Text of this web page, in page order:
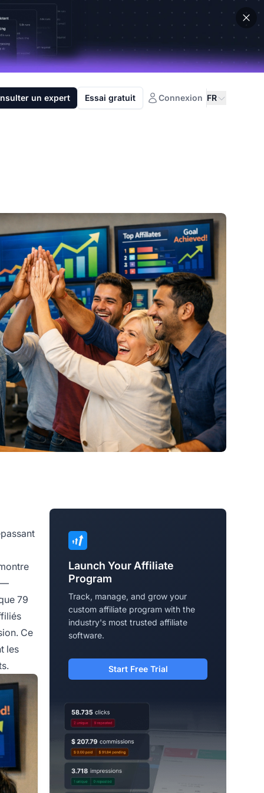
un expert Essai gratuit Connexion FR
79
Ce
les
Launch Your Affiliate
Program
Track, manage, and grow your
custom affiliate program with the
industry's most trusted affiliate
software.
Start Free Trial